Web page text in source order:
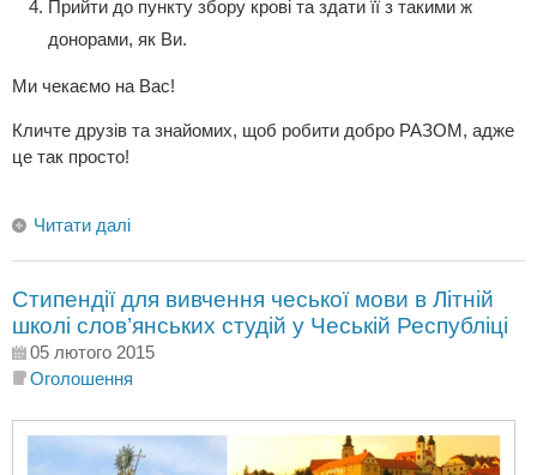
Прийти до пункту збору крові та здати її з такими ж
донорами, як Ви.
Ми чекаємо на Вас!
Кличте друзів та знайомих, щоб робити добро РАЗОМ, адже
це так просто!
Читати далі
Стипендії для вивчення чеської мови в Літній
школі слов’янських студій у Чеській Республіці
05 лютого 2015
Оголошення